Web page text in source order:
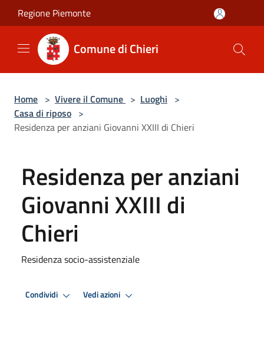
Salta al contenuto principale
Regione Piemonte
Comune di Chieri
Home > Vivere il Comune > Luoghi >
Casa di riposo >
Residenza per anziani Giovanni XXIII di Chieri
Residenza per anziani
Giovanni XXIII di
Chieri
Residenza socio-assistenziale
Condividi Vedi azioni